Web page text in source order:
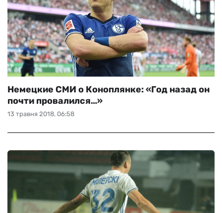
13 травня 2018, 06:58
Немецкие СМИ о Коноплянке: «Год назад он
почти провалился…»